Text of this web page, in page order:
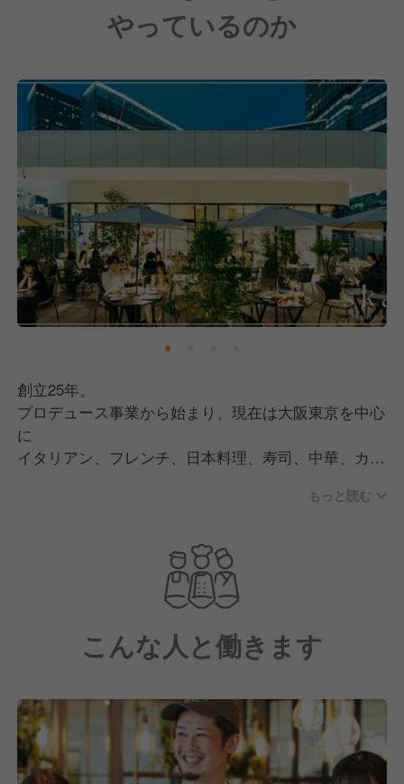
やっているのか
創立25年。
プロデュース事業から始まり、現在は大阪東京を中心
に
イタリアン、フレンチ、日本料理、寿司、中華、カフ
「世の中に必要とされる飲食事業を創造し続ける」と
いう理念のもと、大阪、東京、福岡の3拠点で、雰囲
気や空間を大切にした、オシャレに飲食を楽しむお客
様に思い出に残る飲食体験をしていただくことで、日
常の小さな幸せを実感していただける価値を提供する
ことを目指しています。
■□お店作りのコンセプト□■
世の中の”おもしろい・あたらしい・たのしいをくす
ぶる”
もっと読む
こんな人と働きます